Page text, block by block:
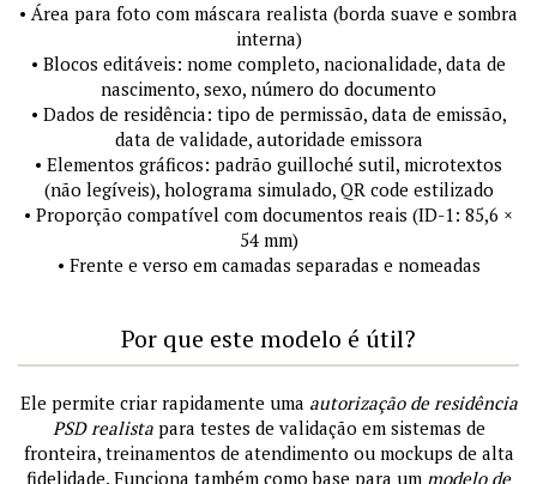
• Área para foto com máscara realista (borda suave e sombra
interna)
• Blocos editáveis: nome completo, nacionalidade, data de
nascimento, sexo, número do documento
• Dados de residência: tipo de permissão, data de emissão,
data de validade, autoridade emissora
• Elementos gráficos: padrão guilloché sutil, microtextos
(não legíveis), holograma simulado, QR code estilizado
• Proporção compatível com documentos reais (ID-1: 85,6 ×
54 mm)
• Frente e verso em camadas separadas e nomeadas
Por que este modelo é útil?
Ele permite criar rapidamente uma autorização de residência
PSD realistapara testes de validação em sistemas de
fronteira, treinamentos de atendimento ou mockups de alta
fidelidade. Funciona também como base para um modelo de